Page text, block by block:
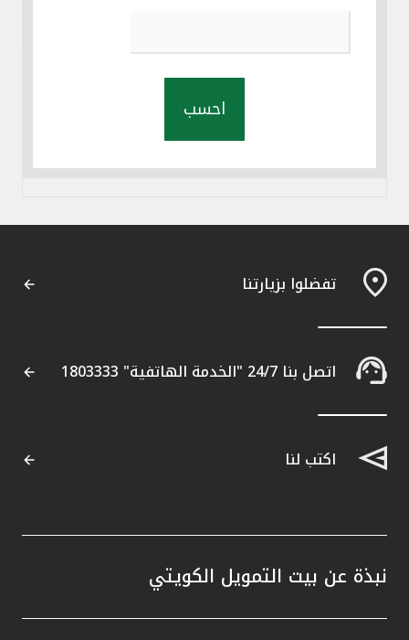
احسب
تفضلوا بزيارتنا
اتصل بنا 24/7 "الخدمة الهاتفية" 1803333
اكتب لنا
نبذة عن بيت التمويل الكويتي